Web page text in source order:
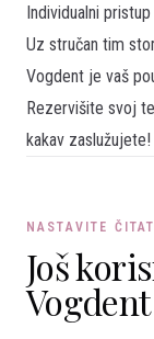
Individualni
Uz stručan tim
Vogdent je vaš
Rezervišite svoj
kakav zaslužujete!
NASTAVITE
Još